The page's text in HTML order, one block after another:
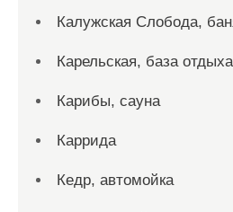
Калужская Слобода,
Карельская, база отдыха
Карибы, сауна
Каррида
Кедр, автомойка